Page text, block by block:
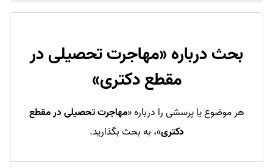
بحث درباره «مهاجرت تحصیلی در
مقطع دکتری»
هر موضوع یا پرسشی را درباره «مهاجرت تحصیلی در مقطع
دکتری»، به بحث بگذارید.